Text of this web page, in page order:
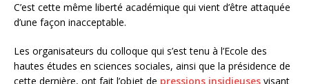
C’est cette même liberté académique qui vient d’être attaquée
d’une façon inacceptable.
Les organisateurs du colloque qui s’est tenu à l’Ecole des
hautes études en sciences sociales, ainsi que la présidence de
cette dernière, ont fait l’objet de pressions insidieuses visant